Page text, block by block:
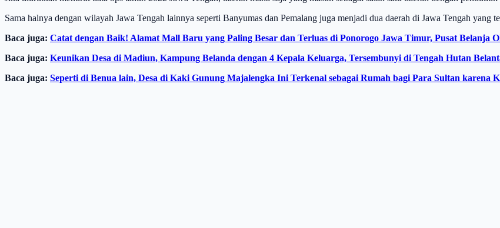
Sama halnya dengan wilayah Jawa Tengah lainnya seperti Banyumas dan Pemalang juga menjadi dua daerah di Jawa Tengah
Baca juga: Catat dengan Baik! Alamat Mall Baru yang Paling Besar dan Terluas di Ponorogo Jawa Timur, Pusat Belanja
Baca juga: Keunikan Desa di Madiun, Kampung Belanda dengan 4 Kepala Keluarga, Tersembunyi di Tengah Hutan
Baca juga: Seperti di Benua lain, Desa di Kaki Gunung Majalengka Ini Terkenal sebagai Rumah bagi Para Sultan karena